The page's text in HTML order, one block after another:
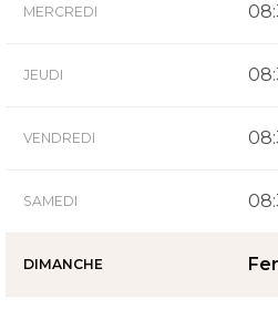
MERCREDI
JEUDI
VENDREDI
SAMEDI
DIMANCHE